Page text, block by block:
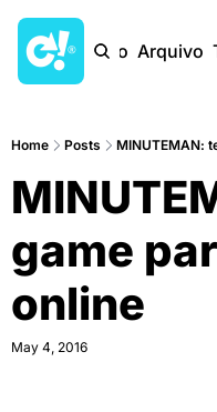
Início Arquivo
Home Posts MINUTEMAN:
game
online
May 4, 2016